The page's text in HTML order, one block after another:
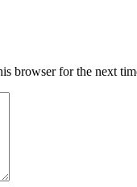
browser for the next